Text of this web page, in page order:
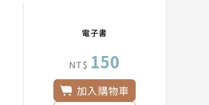
電子書
NT$ 150
加入購物車